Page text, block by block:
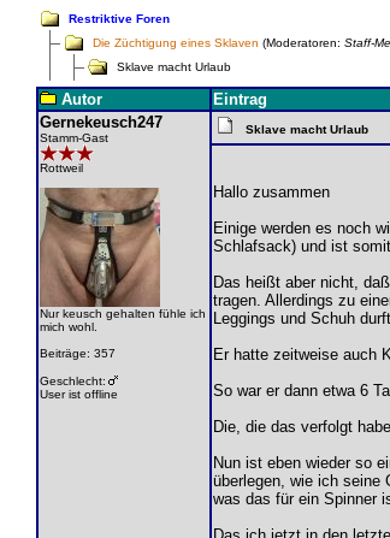
Restriktive Foren
Die Züchtigung eines Sklaven (Moderatoren: Staff-
Sklave macht Urlaub
Autor
Eintrag
Gernekeusch247
Stamm-Gast
Rottweil
Nur keusch gehalten fühle ich
mich wohl.
Beiträge: 357
Geschlecht:
User ist offline
Sklave macht Urlaub
Hallo zusammen
Einige werden es noch
Schlafsack) und ist
Das heißt aber nicht,
tragen. Allerdings zu
Leggings und Schuh
Er hatte zeitweise auch
So war er dann etwa 6
Die, die das verfolgt
Nun ist eben wieder so
überlegen, wie ich seine
was das für ein Spinner